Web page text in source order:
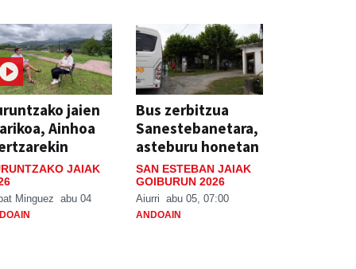
jaien
Ainhoa
JAIAK
Minguez abu 04
Bus zerbitzua
Sanestebanetara,
asteburu honetan
SAN ESTEBAN JAIAK
GOIBURUN 2026
Aiurri abu 05, 07:00
ANDOAIN